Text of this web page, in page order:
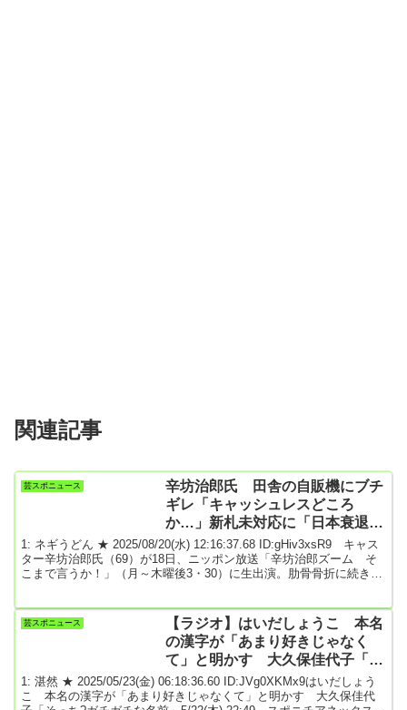
関連記事
芸スポニュース
辛坊治郎氏 田舎の自販機にブチ
ギレ「キャッシュレスどころ
か…」新札未対応に「日本衰退の
構造を見た」
1: ネギうどん ★ 2025/08/20(水) 12:16:37.68 ID:gHiv3xsR9 キャス
ター辛坊治郎氏（69）が18日、ニッポン放送「辛坊治郎ズーム そ
こまで言うか！」（月～木曜後3・30）に生出演。肋骨骨折に続き、
を骨折したことを明かしていた辛坊氏。「猛烈に痛い」とその痛み
を説明。「打ちどころが悪けりゃ死んでたよな～と思って一週間
後、昨日、厳密に言うと一...
芸スポニュース
【ラジオ】はいだしょうこ 本名
の漢字が「あまり好きじゃなく
て」と明かす 大久保佳代子「そ
っち?ガチガチな名前」
1: 湛然 ★ 2025/05/23(金) 06:18:36.60 ID:JVg0XKMx9はいだしょう
こ 本名の漢字が「あまり好きじゃなくて」と明かす 大久保佳代